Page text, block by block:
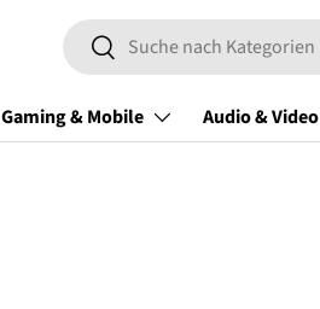
Suchen
Suchen
Gaming & Mobile Audio & Video